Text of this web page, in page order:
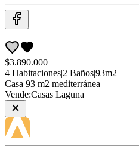
$3.890.000
4 Habitaciones|2 Baños|93m2
Casa 93 m2 mediterránea
Vende:Casas Laguna